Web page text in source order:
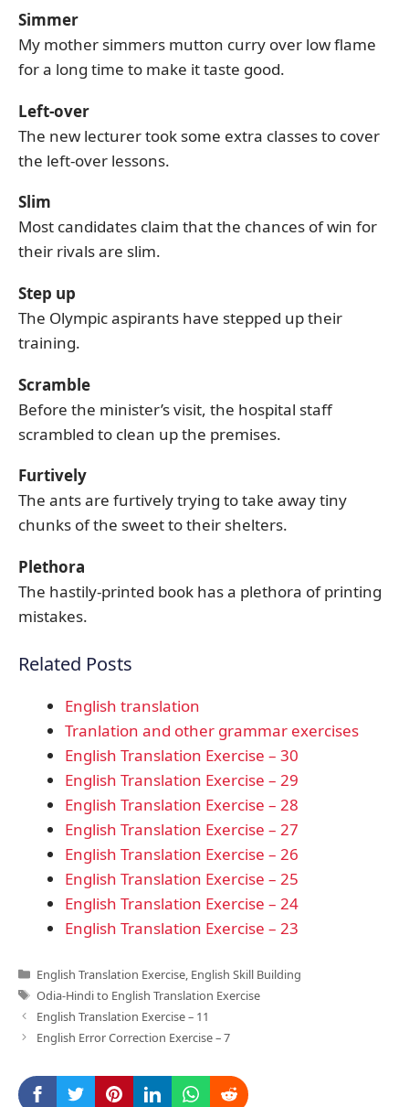
Simmer
My mother simmers mutton curry over low flame
for a long time to make it taste good.
Left-over
The new lecturer took some extra classes to cover
the left-over lessons.
Slim
Most candidates claim that the chances of win for
their rivals are slim.
Step up
The Olympic aspirants have stepped up their
training.
Scramble
Before the minister’s visit, the hospital staff
scrambled to clean up the premises.
Furtively
The ants are furtively trying to take away tiny
chunks of the sweet to their shelters.
Plethora
The hastily-printed book has a plethora of printing
mistakes.
Related Posts
English translation
Tranlation and other grammar exercises
English Translation Exercise – 30
English Translation Exercise – 29
English Translation Exercise – 28
English Translation Exercise – 27
English Translation Exercise – 26
English Translation Exercise – 25
English Translation Exercise – 24
English Translation Exercise – 23
Categories
English Translation Exercise, English Skill Building
Tags
Odia-Hindi to English Translation Exercise
English Translation Exercise – 11
English Error Correction Exercise – 7